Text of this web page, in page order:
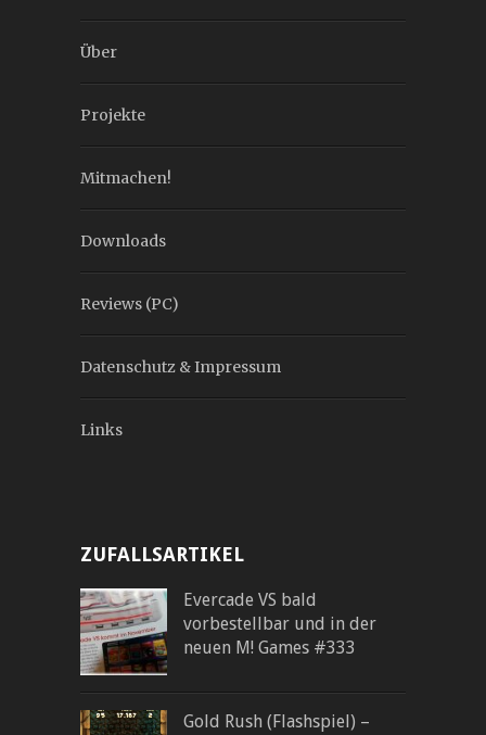
Über
Projekte
Mitmachen!
Downloads
Reviews (PC)
Datenschutz & Impressum
Links
ZUFALLSARTIKEL
Evercade VS bald
vorbestellbar und in der
neuen M! Games #333
Gold Rush (Flashspiel) –